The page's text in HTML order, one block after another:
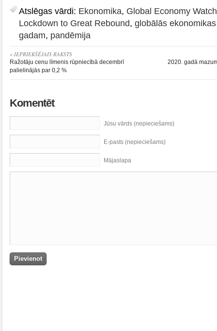
Atslēgas vārdi: Ekonomika, Global Economy
Lockdown to Great Rebound, globālās
gadam, pandēmija
« IEPRIEKŠĒJAIS RAKSTS
Ražotāju cenu līmenis rūpniecībā decembrī
palielinājās par 0,2 %
2020. gadā
Komentēt
Jūsu vārds (nepieciešams)
E-pasts (nepieciešams)
Mājaslapa